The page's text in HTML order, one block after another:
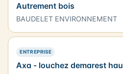
Autrement bois
BAUDELET ENVIRONNEMENT
ENTREPRISE— PRÉSENCE SIMPLE
Axa - louchez demarest hau